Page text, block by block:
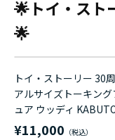
🌟トイ・スト
🌟
トイ・ストーリー 30
アルサイズトーキング
ュア ウッディ
¥11,000